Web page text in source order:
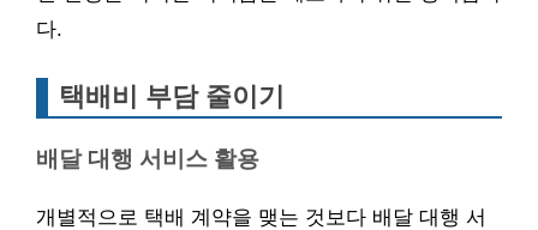
다.
택배비 부담 줄이기
배달 대행 서비스 활용
개별적으로 택배 계약을 맺는 것보다 배달 대행 서